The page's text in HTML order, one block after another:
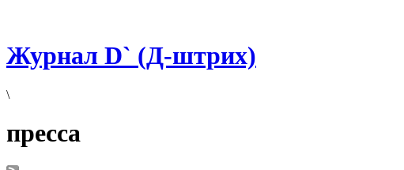
Журнал D` (Д-штрих)
\
пресса